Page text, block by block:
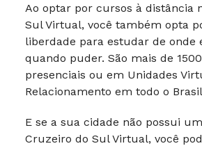
Ao optar por cursos à distância
Sul Virtual, você também opta
liberdade para estudar de onde
quando puder. São mais de
presenciais ou em Unidades
Relacionamento em todo o
E se a sua cidade não possui
Cruzeiro do Sul Virtual, você